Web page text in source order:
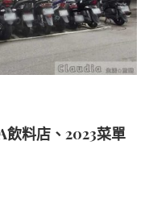
飲料店、2023菜單